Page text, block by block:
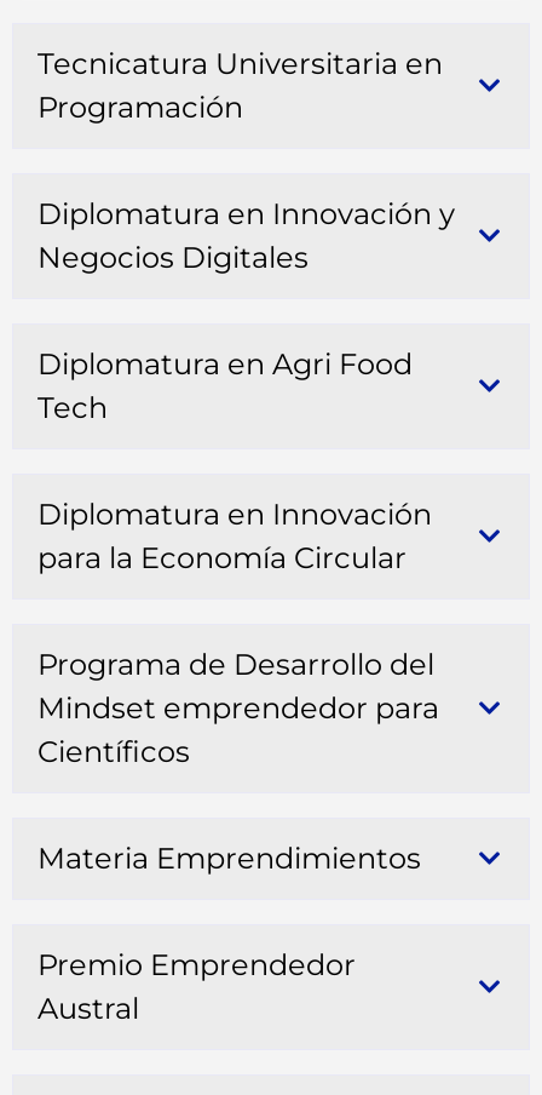
Tecnicatura Universitaria en
Programación
Diplomatura en Innovación y
Negocios Digitales
Diplomatura en Agri Food
Tech
Diplomatura en Innovación
para la Economía Circular
Programa de Desarrollo del
Mindset emprendedor para
Científicos
Materia Emprendimientos
Premio Emprendedor
Austral